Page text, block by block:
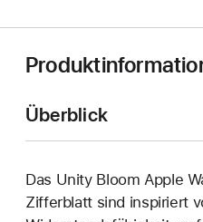
Überblick
Das Unity Bloom Apple
Zifferblatt sind inspiriert